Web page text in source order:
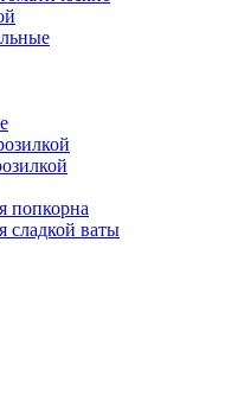
попкорна
сладкой ваты